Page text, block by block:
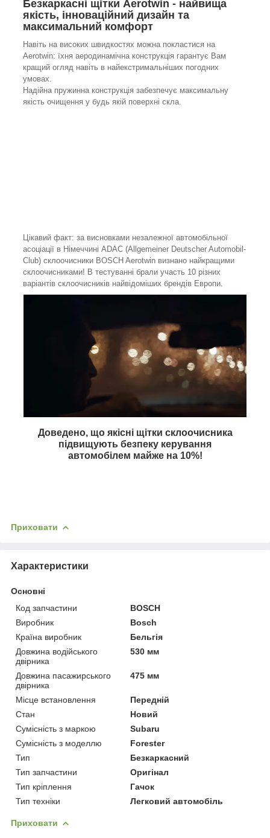
Безкаркасні щітки Aerotwin - найвища
якість, інноваційний дизайн та
максимальний комфорт
Навіть на високих швидкостях можна покластися на
Aerotwin: їхня аеродинамічна конструкція гарантує Вам
кращий огляд навіть в найекстримальніших погодних
умовах.
Надійна пружинна конструкція забезпечує максимальну
якість очищення у будь якій поверхні скла.
Цікавий факт: за висновками незалежної автомобільної
асоціації в Німеччині ADAC (Allgemeiner Deutscher Automobil-
Club) склоочисники BOSCH Aerotwin визнано найкращими
склоочисниками! В тестуванні брали участь 10 різних
варіантів склоочисників найвідоміших брендів Европи.
Доведено, що якісні щітки склоочисника
підвищують безпеку керування
автомобілем майже на 10%!
Приховати
Характеристики
Основні
Код запчастини
BOSCH
Виробник
Bosch
Країна виробник
Бельгія
Довжина водійського
двірника
530 мм
Довжина пасажирського
двірника
475 мм
Місце встановлення
Передній
Стан
Новий
Сумісність з маркою
Subaru
Сумісність з моделлю
Forester
Тип
Безкаркасний
Тип запчастини
Оригінал
Тип кріплення
Гачок
Тип техніки
Легковий автомобіль
Приховати